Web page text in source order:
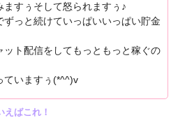
すぅそして怒られますぅ♪
っと続けていっぱいいっぱい貯金
ト配信をしてもっともっと稼ぐの
ていますぅ(*^^)v
ばこれ！